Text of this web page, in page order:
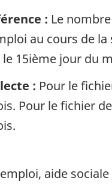
: Le
au cours de
15ième jour du
: Pour le
Pour le fichier
aide